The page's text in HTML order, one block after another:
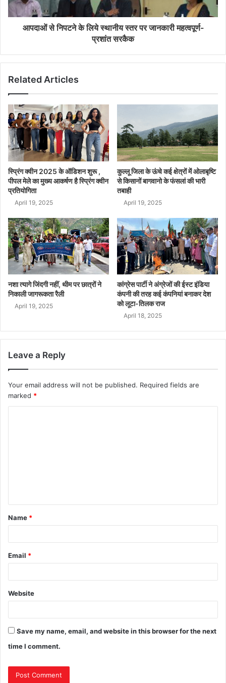
आपदाओं से निपटने के लिये स्थानीय स्तर पर जानकारी महत्वपूर्ण-
प्रशांत सरकैक
Related Articles
स्प्रिंग क्वीन 2025 के ऑडिशन शुरू ,
पीपल मेले का मुख्य आकर्षण है स्प्रिंग क्वीन
प्रतियोगिता
April 19, 2025
कुल्लू जिला के ऊंचे कई क्षेत्रों में ओलाबृष्टि
से किसानों बागवानो के फंसलां की भारी
तबाही
April 19, 2025
नशा त्यागे जिंदगी नहीं, थीम पर छात्रों ने
निकाली जागरूकता रैली
April 19, 2025
कांग्रेस पार्टी ने अंग्रेजों की ईस्ट इंडिया
कंपनी की तरह कई कंपनियां बनाकर देश
को लूटा-तिलक राज
April 18, 2025
Leave a Reply
Your email address will not be published. Required fields are
marked *
Name *
Email *
Website
Save my name, email, and website in this browser for the next
time I comment.